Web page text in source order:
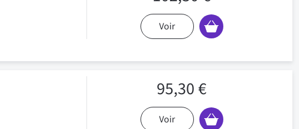
Voir
95,30 €
Voir